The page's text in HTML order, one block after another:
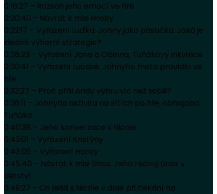
0:16:27 – Rozsah jeho emocí ve hře
0:20:40 – Návrat k misi Hroby
0:22:17 – Vyřazení Luďka, Johny jako pastička. Jaká je
ideální výherní strategie?
0:28:23 – Vyřazení Jana a Obinna, Tuňákovy inkvizice
0:30:41 – Vyřazení Lucase. Johnyho meta pravidlo ve
hře
0:33:27 – Proč přál Andy výhru víc než sobě?
0:36:11 – Johnyho aktivita na sítích po hře, obhajoba
Tuňáka
0:40:38 – Jeho konverzace s Nicole
0:42:01 – Vyřazení Kristýny
0:43:06 – Vyřazení Honzy
0:45:40 – Návrat k misi Únos. Jeho reálný únos v
dětství.
0:49:27 – Co řešili s Nicole v dole při čekání na